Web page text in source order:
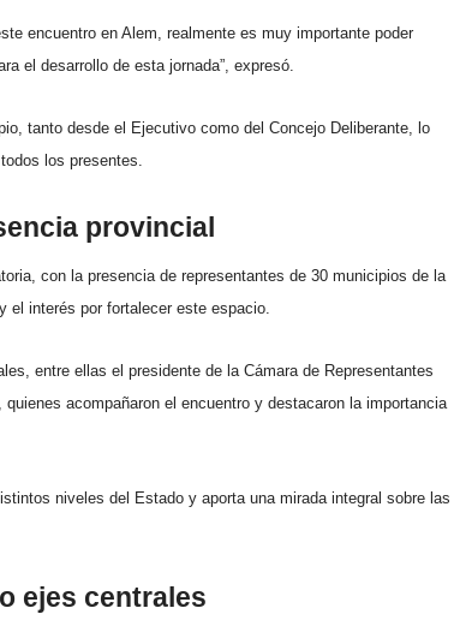
encuentro en Alem, realmente es muy importante poder
el desarrollo de esta jornada”, expresó.
tanto desde el Ejecutivo como del Concejo Deliberante, lo
los presentes.
provincial
con la presencia de representantes de 30 municipios de la
el interés por fortalecer este espacio.
entre ellas el presidente de la Cámara de Representantes
acompañaron el encuentro y destacaron la importancia
niveles del Estado y aporta una mirada integral sobre las
ejes centrales